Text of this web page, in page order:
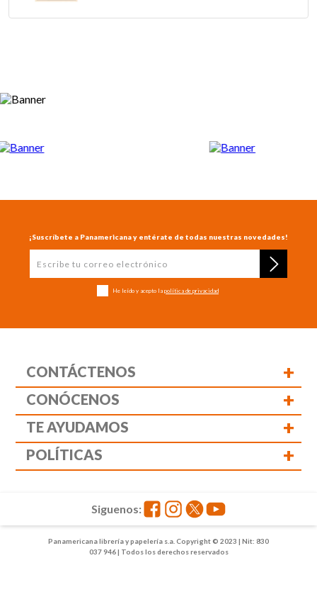
¡Suscríbete a Panamericana y entérate de todas nuestras novedades!
He leído y acepto la política de privacidad
CONTÁCTENOS +
CONÓCENOS +
TE AYUDAMOS +
POLÍTICAS +
Panamericana librería y papelería s.a. Copyright © 2023 | Nit: 830
037 946 | Todos los derechos reservados
Siguenos: